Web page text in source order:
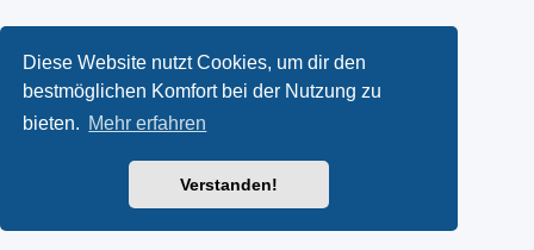
Diese Website nutzt Cookies, um dir den
bestmöglichen Komfort bei der Nutzung zu
bieten. Mehr erfahren
Verstanden!